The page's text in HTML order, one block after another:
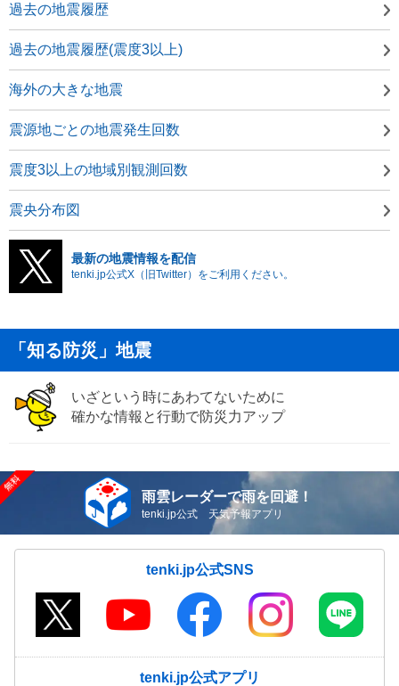
過去の地震履歴
過去の地震履歴(震度3以上)
海外の大きな地震
震源地ごとの地震発生回数
震度3以上の地域別観測回数
震央分布図
最新の地震情報を配信
tenki.jp公式X（旧Twitter）をご利用ください。
「知る防災」地震
いざという時にあわてないために
確かな情報と行動で防災力アップ
雨雲レーダーで雨を回避！
tenki.jp公式 天気予報アプリ
tenki.jp公式SNS
tenki.jp公式アプリ